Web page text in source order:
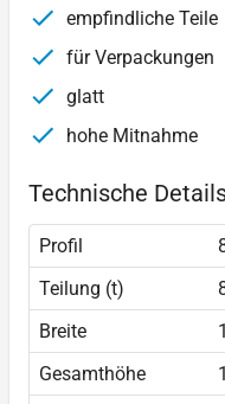
empfindliche Teile
für Verpackungen
glatt
hohe Mitnahme
Technische
Profil
Teilung (t)
Breite
Gesamthöhe